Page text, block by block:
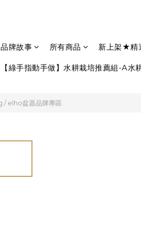
品牌故事 所有商品 新上架★精
【綠手指動手做】水耕栽培推薦組-A
/elho盆器品牌專區